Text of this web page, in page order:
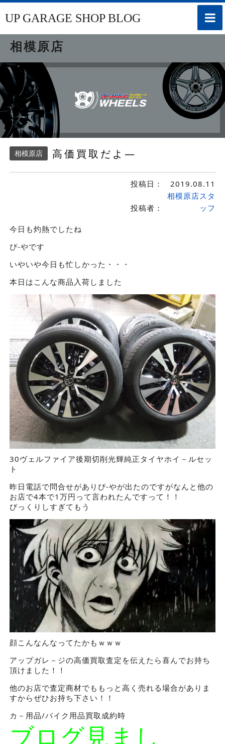
toggle
UP GARAGE SHOP BLOG
相模原店
相模原店 高価買取だよ—
投稿日： 2019.08.11
投稿者：
相模原店スタ
ッフ
今日も灼熱でしたね
ぴ-やです
いやいや今日も忙しかった・・・
本日はこんな商品入荷しました
30ヴェルファイア後期切削光輝純正タイヤホイ－ルセッ
ト
昨日電話で問合せがありぴ-やが出たのですがなんと他の
お店で4本で1万円って言われたんですって！！
びっくりしすぎてもう
顔こんなんなってたかもｗｗｗ
アップガレ－ジの高価買取査定を伝えたら喜んでお持ち
頂けました！！
他のお店で査定商材でももっと高く売れる場合がありま
すからぜひお持ち下さい！！
カ－用品/バイク用品買取成約時
ブログ見まし